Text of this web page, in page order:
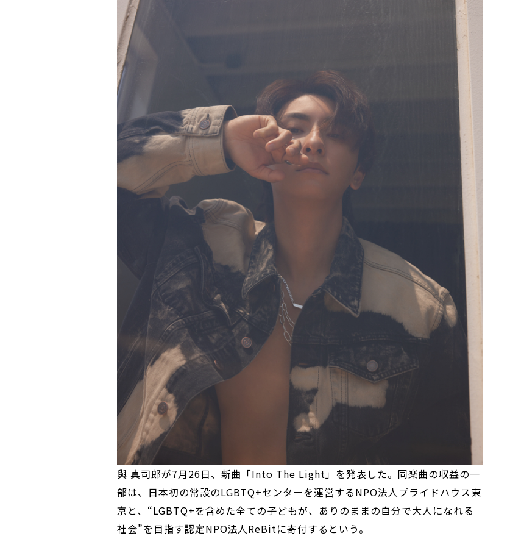
與 真司郎が7月26日、新曲「Into The Light」を発表した。同楽曲の収益の一
部は、日本初の常設のLGBTQ+センターを運営するNPO法人プライドハウス東
京と、“LGBTQ+を含めた全ての子どもが、ありのままの自分で大人になれる
社会”を目指す認定NPO法人ReBitに寄付するという。